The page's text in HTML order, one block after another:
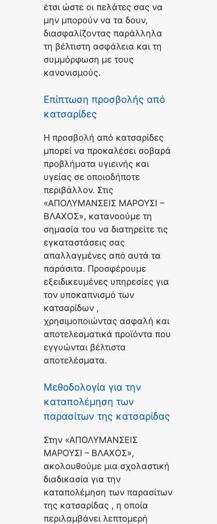
έτσι ώστε οι πελάτες σας να
μην μπορούν να τα δουν,
διασφαλίζοντας παράλληλα
τη βέλτιστη ασφάλεια και τη
συμμόρφωση με τους
κανονισμούς.
Επίπτωση προσβολής από
κατσαρίδες
Η προσβολή από κατσαρίδες
μπορεί να προκαλέσει σοβαρά
προβλήματα υγιεινής και
υγείας σε οποιοδήποτε
περιβάλλον. Στις
«ΑΠΟΛΥΜΑΝΣΕΙΣ ΜΑΡΟΥΣΙ –
ΒΛΑΧΟΣ», κατανοούμε τη
σημασία του να διατηρείτε τις
εγκαταστάσεις σας
απαλλαγμένες από αυτά τα
παράσιτα. Προσφέρουμε
εξειδικευμένες υπηρεσίες για
τον υποκαπνισμό των
κατσαρίδων ,
χρησιμοποιώντας ασφαλή και
αποτελεσματικά προϊόντα που
εγγυώνται βέλτιστα
αποτελέσματα.
Μεθοδολογία για την
καταπολέμηση των
παρασίτων της κατσαρίδας
Στην «ΑΠΟΛΥΜΑΝΣΕΙΣ
ΜΑΡΟΥΣΙ – ΒΛΑΧΟΣ»,
ακολουθούμε μια σχολαστική
διαδικασία για την
καταπολέμηση των παρασίτων
της κατσαρίδας , η οποία
περιλαμβάνει λεπτομερή